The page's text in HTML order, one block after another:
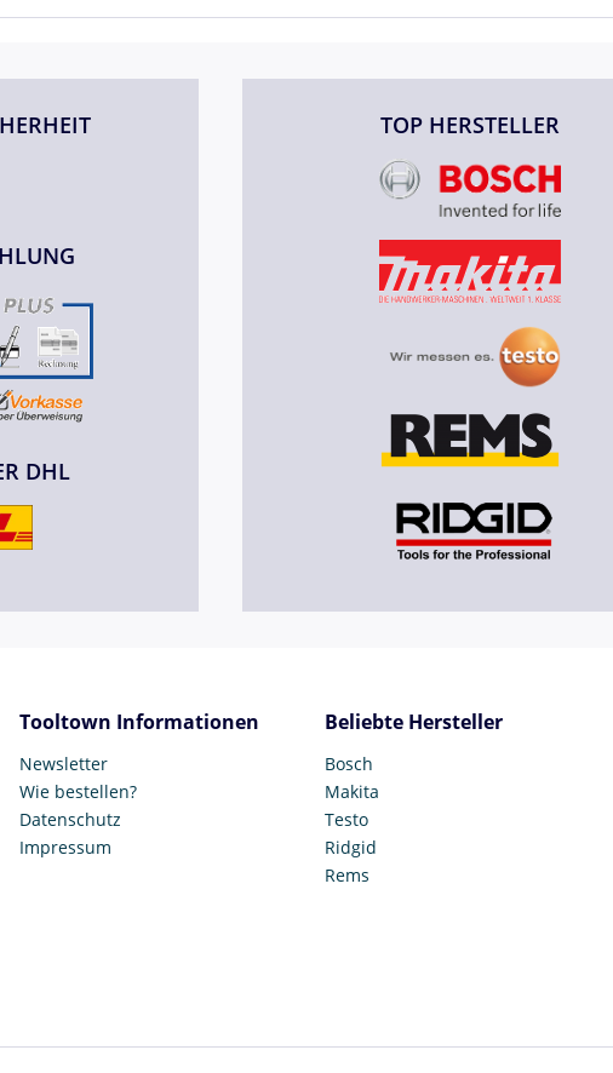
DHL
TOP HERSTELLER
Tooltown Informationen
Newsletter
Wie bestellen?
Datenschutz
Impressum
Beliebte Hersteller
Bosch
Makita
Testo
Ridgid
Rems